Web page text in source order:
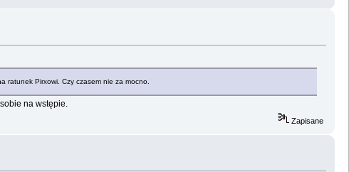
ratunek Pirxowi. Czy czasem nie za mocno.
na wstępie.
Zapisane